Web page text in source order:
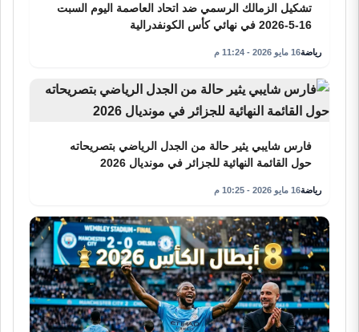
تشكيل الزمالك الرسمي ضد اتحاد العاصمة اليوم السبت
16-5-2026 في نهائي كأس الكونفدرالية
رياضة16 مايو 2026 - 11:24 م
فارس شايبي يثير حالة من الجدل الرياضي بتصريحاته
حول القائمة النهائية للجزائر في مونديال 2026
رياضة16 مايو 2026 - 10:25 م